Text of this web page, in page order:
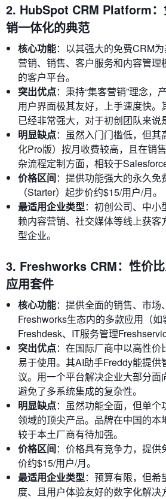
2. HubSpot CRM Platform：
销一体化的典范
核心功能：以其强大的免费CRM
营销、销售、客户服务和内容管理
的客户平台。
突出优点：秉持“集客营销”理念，
用户界面极其友好，上手速度快。
已经非常强大，对于初创团队来说
明显缺点：虽然入门门槛低，但
化Pro版）按月收费较高，且在销
杂流程定制方面，相较于
价格区间：提供功能强大的永久免
（Starter）起步价约$15/用户/月。
最适用企业类型：初创公司、中
赖内容营销、社交媒体等线上获
型企业。
3. Freshworks CRM：性价
应用套件
核心功能：提供全面的销售、市场
Freshworks生态内的多款应用（
Freshdesk、IT服务管理
突出优点：在国际厂商中以高性
易于使用。其AI助手Freddy能提供
议。用一个平台解决企业大部分面
避免了多系统集成的复杂性。
明显缺点：虽然功能全面，但单
领域的顶尖产品。品牌在中国的本
较于本土厂商有待加强。
价格区间：价格具有竞争力，提
价约$15/用户/月。
最适用企业类型：预算有限，但
度、且用户体验友好的数字化解决